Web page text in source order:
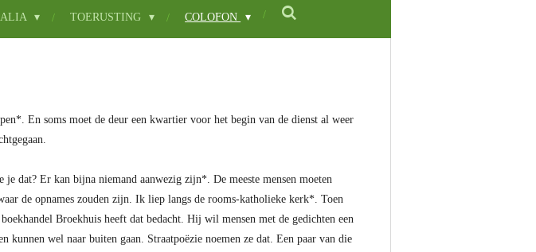
TOERUSTING COLOFON
En soms moet de deur een kwartier voor het begin van de dienst al weer
dat? Er kan bijna niemand aanwezig zijn*. De meeste mensen moeten
de opnames zouden zijn. Ik liep langs de rooms-katholieke kerk*. Toen
Broekhuis heeft dat bedacht. Hij wil mensen met de gedichten een
wel naar buiten gaan. Straatpoëzie noemen ze dat. Een paar van die